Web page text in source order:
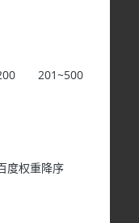
201~500
度权重降序